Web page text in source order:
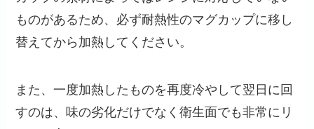
ものがあるため、必ず耐熱性のマグカップに移し
替えてから加熱してください。
また、一度加熱したものを再度冷やして翌日に回
すのは、味の劣化だけでなく衛生面でも非常にリ